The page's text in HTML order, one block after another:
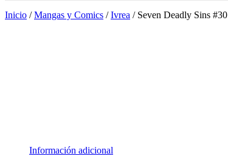
Inicio /Mangas y Comics /Ivrea / Seven Deadly Sins #30
Información adicional